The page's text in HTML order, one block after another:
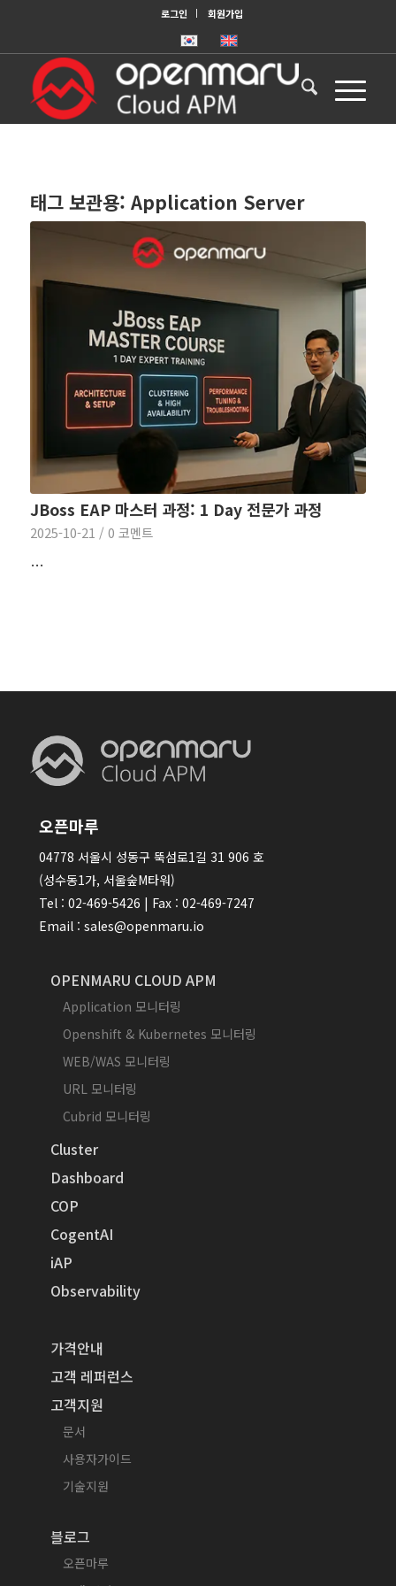
로그인 회원가입
태그 보관용: Application Server
JBoss EAP 마스터 과정: 1 Day 전문가 과정
2025-10-21 / 0 코멘트
…
오픈마루
04778 서울시 성동구 뚝섬로1길 31 906 호
(성수동1가, 서울숲M타워)
Tel : 02-469-5426 | Fax : 02-469-7247
Email : sales@openmaru.io
OPENMARU CLOUD APM
Application 모니터링
Openshift & Kubernetes 모니터링
WEB/WAS 모니터링
URL 모니터링
Cubrid 모니터링
Cluster
Dashboard
COP
CogentAI
iAP
Observability
가격안내
고객 레퍼런스
고객지원
문서
사용자가이드
기술지원
블로그
오픈마루